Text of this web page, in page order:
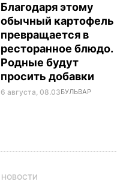
Благодаря этому
обычный картофель
превращается в
ресторанное блюдо.
Родные будут
просить добавки
6 августа, 08.03БУЛЬВАР
НОВОСТИ